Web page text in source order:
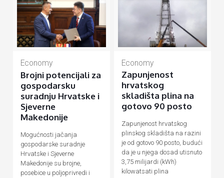
Economy
Brojni potencijali za
gospodarsku
suradnju Hrvatske i
Sjeverne
Makedonije
Mogućnosti jačanja
gospodarske suradnje
Hrvatske i Sjeverne
Makedonije su brojne,
posebice u poljoprivredi i
Economy
Zapunjenost
hrvatskog
skladišta plina na
gotovo 90 posto
Zapunjenost hrvatskog
plinskog skladišta na razini
je od gotovo 90 posto, budući
da je u njega dosad utisnuto
3,75 milijardi (kWh)
kilowatsati plina